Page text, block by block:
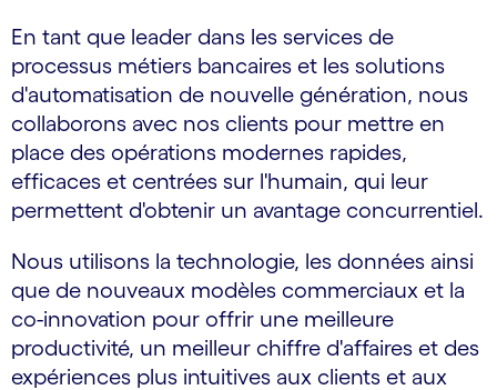
En tant que leader dans les services de
processus métiers bancaires et les solutions
d'automatisation de nouvelle génération, nous
collaborons avec nos clients pour mettre en
place des opérations modernes rapides,
efficaces et centrées sur l'humain, qui leur
permettent d'obtenir un avantage concurrentiel.
Nous utilisons la technologie, les données ainsi
que de nouveaux modèles commerciaux et la
co-innovation pour offrir une meilleure
productivité, un meilleur chiffre d'affaires et des
expériences plus intuitives aux clients et aux